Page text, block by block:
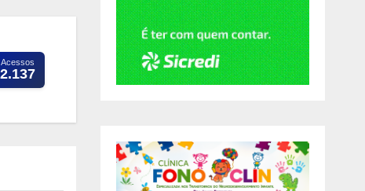
Acessos
2.137